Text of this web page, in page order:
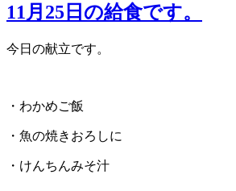
11月25日の給食です。
今日の献立です。
・わかめご飯
・魚の焼きおろしに
・けんちんみそ汁